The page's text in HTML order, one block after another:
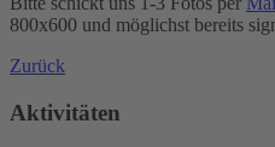
800x600 und möglichst bereits
Zurück
Aktivitäten